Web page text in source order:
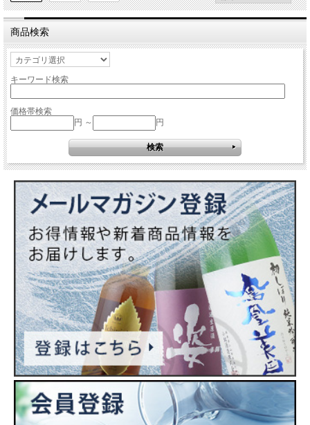
商品検索
キーワード検索
価格帯検索
円 ～
円